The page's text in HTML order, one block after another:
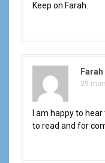
Keep on Farah.
Farah
29
I am happy to
to read and for